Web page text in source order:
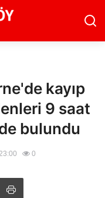
kayıp
9 saat
bulundu
0